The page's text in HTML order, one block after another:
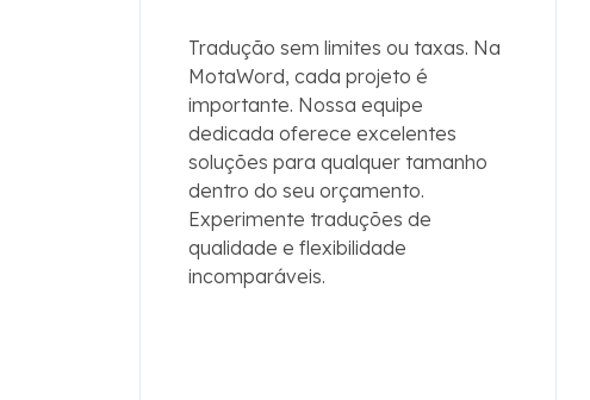
Tradução sem limites ou taxas. Na
MotaWord, cada projeto é
importante. Nossa equipe
dedicada oferece excelentes
soluções para qualquer tamanho
dentro do seu orçamento.
Experimente traduções de
qualidade e flexibilidade
incomparáveis.